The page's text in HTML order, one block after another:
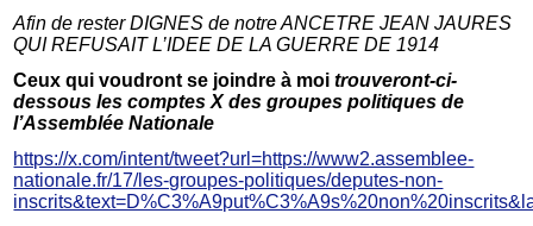
Afin de rester DIGNES de notre ANCETRE JEAN JAURES
QUI REFUSAIT L’IDEE DE LA GUERRE DE 1914
Ceux qui voudront se joindre à moitrouveront-ci-
dessous les comptes X des groupes politiques de
l’Assemblée Nationale
https://x.com/intent/tweet?url=https://www2.assemblee-
nationale.fr/17/les-groupes-politiques/deputes-non-